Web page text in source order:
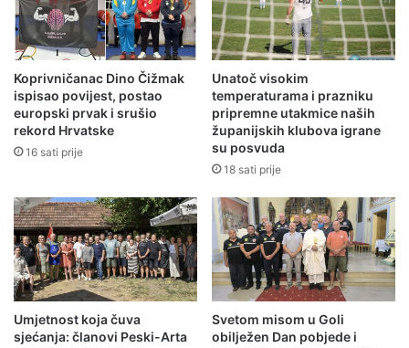
Koprivničanac Dino Čižmak
ispisao povijest, postao
europski prvak i srušio
rekord Hrvatske
16 sati prije
Unatoč visokim
temperaturama i prazniku
pripremne utakmice naših
županijskih klubova igrane
su posvuda
18 sati prije
Umjetnost koja čuva
sjećanja: članovi Peski-Arta
Svetom misom u Goli
obilježen Dan pobjede i